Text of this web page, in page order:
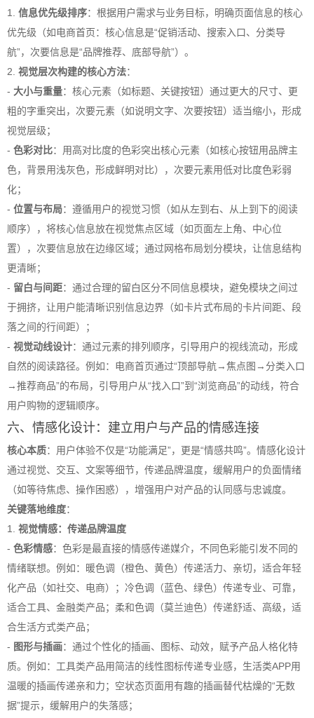
1. 信息优先级排序：根据用户需求与业务目标，明确页面信息的核心
优先级（如电商首页：核心信息是“促销活动、搜索入口、分类导
航”，次要信息是“品牌推荐、底部导航”）。
2. 视觉层次构建的核心方法：
- 大小与重量：核心元素（如标题、关键按钮）通过更大的尺寸、更
粗的字重突出，次要元素（如说明文字、次要按钮）适当缩小，形成
视觉层级；
- 色彩对比：用高对比度的色彩突出核心元素（如核心按钮用品牌主
色，背景用浅灰色，形成鲜明对比），次要元素用低对比度色彩弱
化；
- 位置与布局：遵循用户的视觉习惯（如从左到右、从上到下的阅读
顺序），将核心信息放在视觉焦点区域（如页面左上角、中心位
置），次要信息放在边缘区域；通过网格布局划分模块，让信息结构
更清晰；
- 留白与间距：通过合理的留白区分不同信息模块，避免模块之间过
于拥挤，让用户能清晰识别信息边界（如卡片式布局的卡片间距、段
落之间的行间距）；
- 视觉动线设计：通过元素的排列顺序，引导用户的视线流动，形成
自然的阅读路径。例如：电商首页通过“顶部导航→焦点图→分类入口
→推荐商品”的布局，引导用户从“找入口”到“浏览商品”的动线，符合
用户购物的逻辑顺序。
六、情感化设计：建立用户与产品的情感连接
核心本质：用户体验不仅是“功能满足”，更是“情感共鸣”。情感化设计
通过视觉、交互、文案等细节，传递品牌温度，缓解用户的负面情绪
（如等待焦虑、操作困惑），增强用户对产品的认同感与忠诚度。
关键落地维度：
1. 视觉情感：传递品牌温度
- 色彩情感：色彩是最直接的情感传递媒介，不同色彩能引发不同的
情绪联想。例如：暖色调（橙色、黄色）传递活力、亲切，适合年轻
化产品（如社交、电商）；冷色调（蓝色、绿色）传递专业、可靠，
适合工具、金融类产品；柔和色调（莫兰迪色）传递舒适、高级，适
合生活方式类产品；
- 图形与插画：通过个性化的插画、图标、动效，赋予产品人格化特
质。例如：工具类产品用简洁的线性图标传递专业感，生活类APP用
温暖的插画传递亲和力；空状态页面用有趣的插画替代枯燥的“无数
据”提示，缓解用户的失落感；